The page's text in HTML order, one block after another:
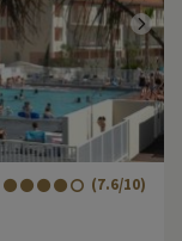
(7.6/10)